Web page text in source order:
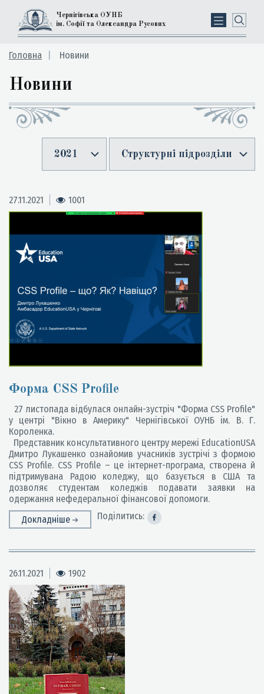
Чернігівська ОУНБ
ім. Софії та Олександра Русових
Головна Новини
Новини
2021 Структурні підрозділи
27.11.2021 1001
Форма CSS Profile
27 листопада відбулася онлайн-зустріч "Форма CSS Profile"
у центрі "Вікно в Америку" Чернігівської ОУНБ ім. В. Г.
Короленка.
Представник консультативного центру мережі EducationUSA
Дмитро Лукашенко ознайомив учасників зустрічі з формою
CSS Profile. CSS Profile – це інтернет-програма, створена й
підтримувана Радою коледжу, що базується в США та
дозволяє студентам коледжів подавати заявки на
одержання нефедеральної фінансової допомоги.
Докладніше
Поділитись:
26.11.2021 1902